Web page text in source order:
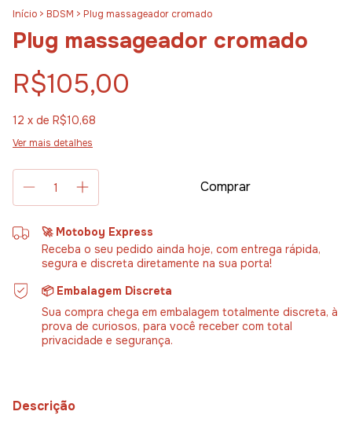
Início > BDSM > Plug massageador cromado
Plug massageador cromado
R$105,00
12 x de R$10,68
Ver mais detalhes
🚀 Motoboy Express
Receba o seu pedido ainda hoje, com entrega rápida,
segura e discreta diretamente na sua porta!
📦 Embalagem Discreta
Sua compra chega em embalagem totalmente discreta, à
prova de curiosos, para você receber com total
privacidade e segurança.
Descrição